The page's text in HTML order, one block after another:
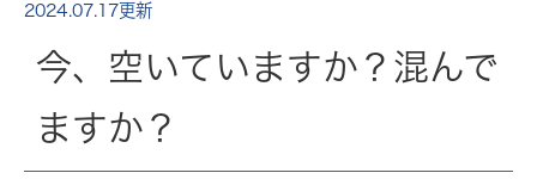
2024.07.17更新
今、空いていますか？混んで
ますか？